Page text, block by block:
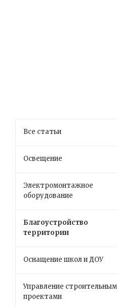
Все статьи
Освещение
Электромонтажное
оборудование
Благоустройство
территории
Оснащение школ и ДОУ
Управление
проектами